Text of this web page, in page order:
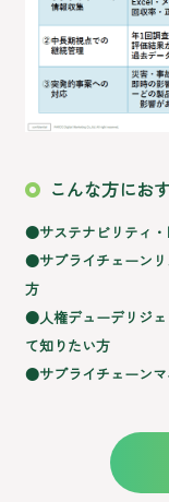
こんな方にお
●サステナビリティ・
●サプライチェーンリ
方
●人権デューデリジェ
て知りたい方
●サプライチェーン